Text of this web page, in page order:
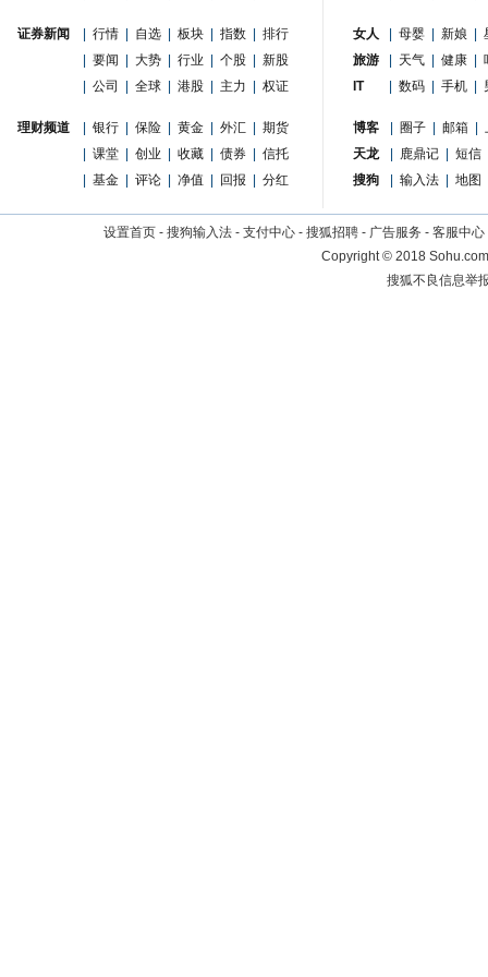
证券新闻 行情 自选 板块 指数
排行
要闻 大势 行业 个股
新股
公司 全球 港股 主力 权证
理财频道 银行 保险 黄金 外汇
期货
课堂 创业 收藏 债券
信托
基金 评论 净值 回报 分红
女人 母婴 新娘
旅游
天气 健康
IT
数码 手机
博客 圈子 邮箱
天龙
鹿鼎记
短信
搜狗
输入法 地图
设置首页 - 搜狗输入法 - 支付中心 - 搜狐招聘 - 广告服务 - 客服中心
Copyright©2018
搜狐不良信息举